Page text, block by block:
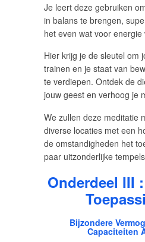
Je leert deze gebruiken
in balans te brengen,
het even wat voor energie
Hier krijg je de sleutel om
trainen en je staat van
te verdiepen. Ontdek de
jouw geest en verhoog je
We zullen deze meditatie
diverse locaties met een
de omstandigheden het
paar uitzonderlijke
Onderdeel III
Bijzondere
Capaciteiten